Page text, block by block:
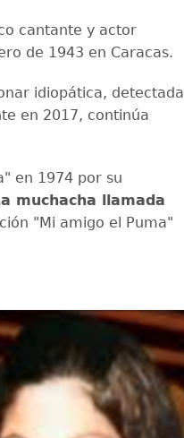
cantante y actor
de 1943 en Caracas.
idiopática, detectada
en 2017, continúa
en 1974 por su
muchacha llamada
"Mi amigo el Puma"